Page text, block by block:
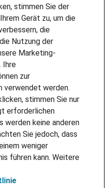
stimmen Sie der
Gerät zu, um die
die
Nutzung der
Marketing-
Ihre
zur
verwendet werden.
stimmen Sie nur
erforderlichen
werden keine anderen
Sie jedoch, dass
weniger
führen kann. Weitere